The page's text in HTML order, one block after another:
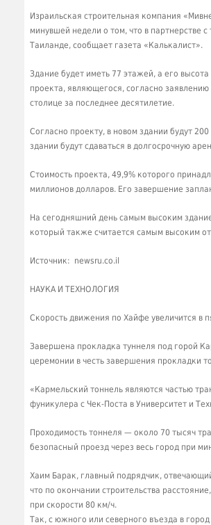
Израильская строительная компания
минувшей недели о том, что в партнерстве
Таиланде, сообщает газета «Калькалист».
Здание будет иметь 77 этажей, а его
проекта, являющегося, согласно
столице за последнее десятилетие.
Согласно проекту, в новом здании будут
здании будут сдаваться в долгосрочную
Стоимость проекта, 49,9% которого
миллионов долларов. Его завершение
На сегодняшний день самым высоким
который также считается самым высоким
Источник: newsru.co.il
НАУКА И ТЕХНОЛОГИЯ
Скорость движения по Хайфе увеличится в
Завершена прокладка туннеля под горой
церемонии в честь завершения прокладки
«Кармельский тоннель являются частью
фуникулера с Чек-Поста в Университет и
Проходимость тоннеля — около 70 тысяч
безопасный проезд через весь город при
Хаим Барак, главный подрядчик,
что по окончании строительства
при скорости 80 км/ч.
Так, с южного или северного въезда в